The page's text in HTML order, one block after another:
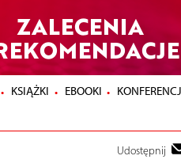
ZALECENIA
KSIĄŻKI EBOOKI
Udostępnij